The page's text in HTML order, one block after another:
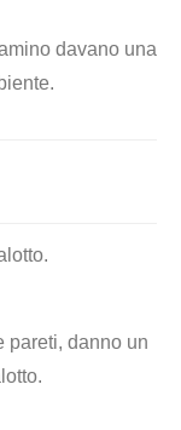
davano una
pareti, danno un